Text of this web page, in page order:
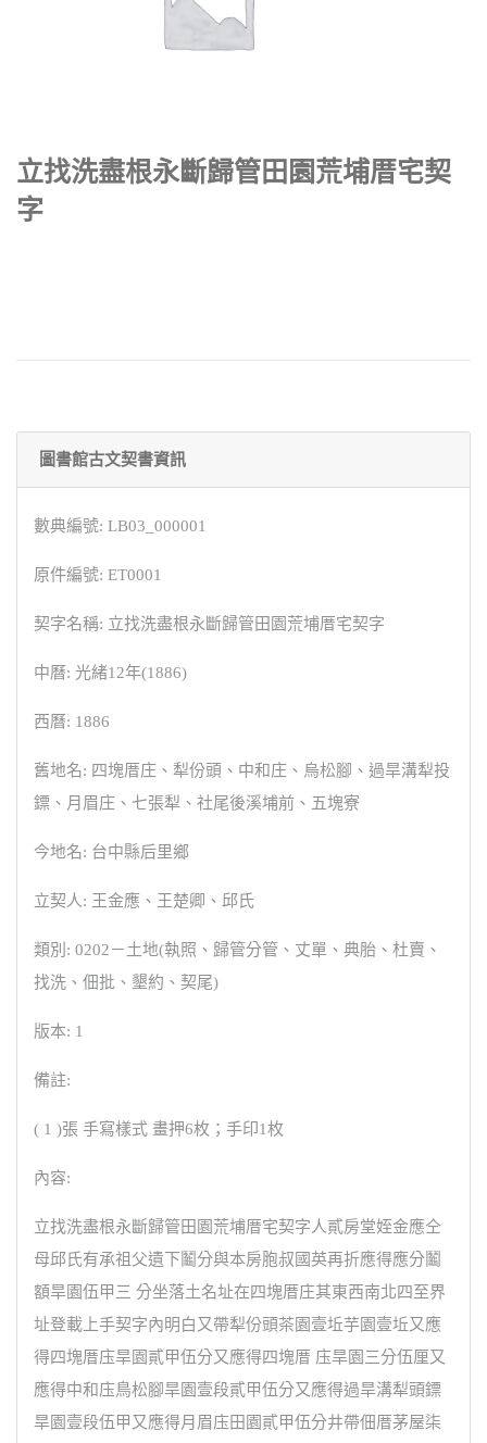
立找洗盡根永斷歸管田園荒埔厝宅契
字
圖書館古文契書資訊
數典編號: LB03_000001
原件編號: ET0001
契字名稱: 立找洗盡根永斷歸管田園荒埔厝宅契字
中曆: 光緒12年(1886)
西曆: 1886
舊地名: 四塊厝庄、犁份頭、中和庄、烏松腳、過旱溝犁投
鏢、月眉庄、七張犁、社尾後溪埔前、五塊寮
今地名: 台中縣后里鄉
立契人: 王金應、王楚卿、邱氏
類別: 0202－土地(執照、歸管分管、丈單、典胎、杜賣、
找洗、佃批、墾約、契尾)
版本: 1
備註:
( 1 )張 手寫樣式 畫押6枚；手印1枚
內容:
立找洗盡根永斷歸管田園荒埔厝宅契字人貳房堂姪金應仝
母邱氏有承祖父遺下鬮分與本房胞叔國英再折應得應分鬮
額旱園伍甲三 分坐落土名址在四塊厝庄其東西南北四至界
址登載上手契字內明白又帶犁份頭茶園壹坵芋園壹坵又應
得四塊厝庒旱園貳甲伍分又應得四塊厝 庒旱園三分伍厘又
應得中和庒鳥松腳旱園壹段貳甲伍分又應得過旱溝犁頭鏢
旱園壹段伍甲又應得月眉庒田園貳甲伍分井帶佃厝茅屋柒